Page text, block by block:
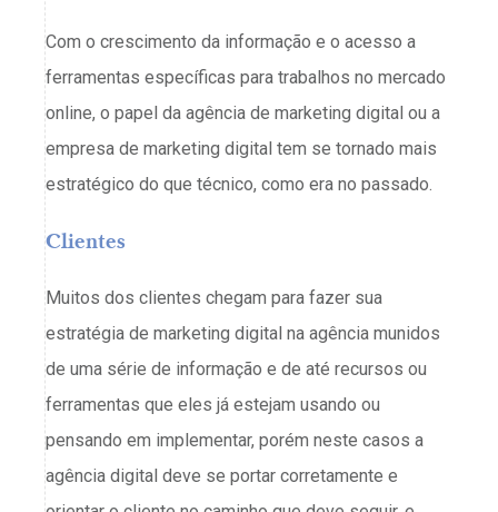
Com o crescimento da informação e o acesso a
ferramentas específicas para trabalhos no mercado
online, o papel da agência de marketing digital ou a
empresa de marketing digital tem se tornado mais
estratégico do que técnico, como era no passado.
Clientes
Muitos dos clientes chegam para fazer sua
estratégia de marketing digital na agência munidos
de uma série de informação e de até recursos ou
ferramentas que eles já estejam usando ou
pensando em implementar, porém neste casos a
agência digital deve se portar corretamente e